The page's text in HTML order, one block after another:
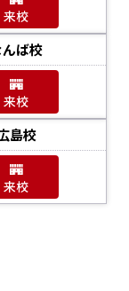
来校
ば校
来校
島校
来校